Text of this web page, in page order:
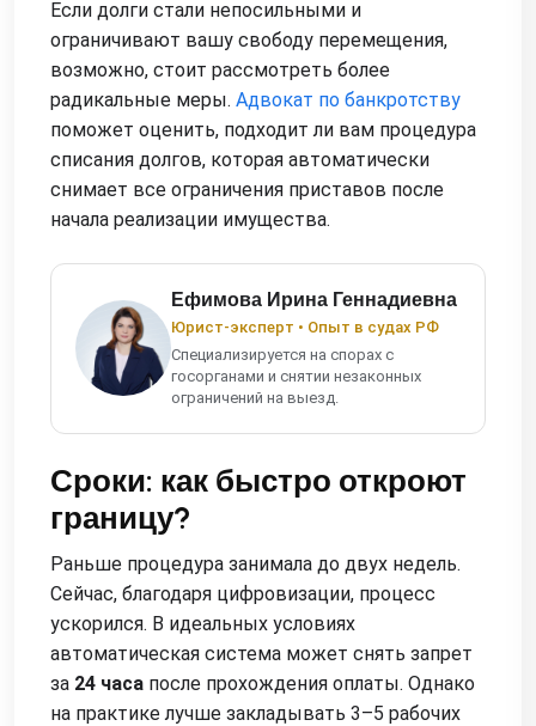
Если долги стали непосильными и
ограничивают вашу свободу перемещения,
возможно, стоит рассмотреть более
радикальные меры. Адвокат по банкротству
поможет оценить, подходит ли вам процедура
списания долгов, которая автоматически
снимает все ограничения приставов после
начала реализации имущества.
Ефимова Ирина Геннадиевна
Юрист-эксперт • Опыт в судах РФ
Специализируется на спорах с
госорганами и снятии незаконных
ограничений на выезд.
Сроки: как быстро откроют
границу?
Раньше процедура занимала до двух недель.
Сейчас, благодаря цифровизации, процесс
ускорился. В идеальных условиях
автоматическая система может снять запрет
за 24 часа после прохождения оплаты. Однако
на практике лучше закладывать 3–5 рабочих